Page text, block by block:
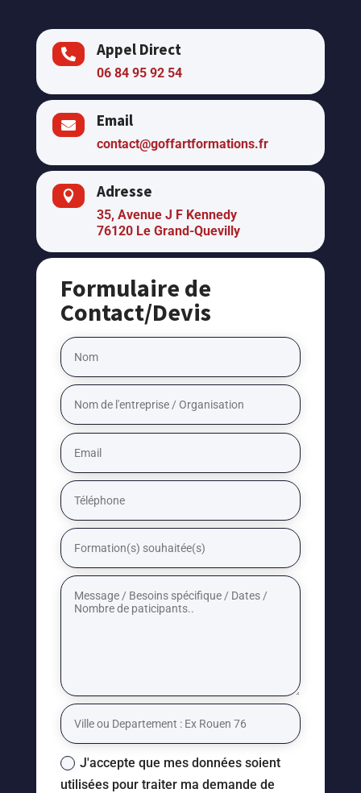
 Appel Direct
06 84 95 92 54
 Email
contact@goffartformations.fr
 Adresse
35, Avenue J F Kennedy
76120 Le Grand-Quevilly
Formulaire de
Contact/Devis
J'accepte que mes données soient
utilisées pour traiter ma demande de